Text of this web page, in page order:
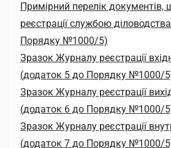
Примірний перелік документів,
реєстрації службою
Порядку №1000/5)
Зразок Журналу реєстрації
(додаток 5 до Порядку №1000/
Зразок Журналу реєстрації
(додаток 6 до Порядку №1000/
Зразок Журналу реєстрації
(додаток 7 до Порядку №1000/